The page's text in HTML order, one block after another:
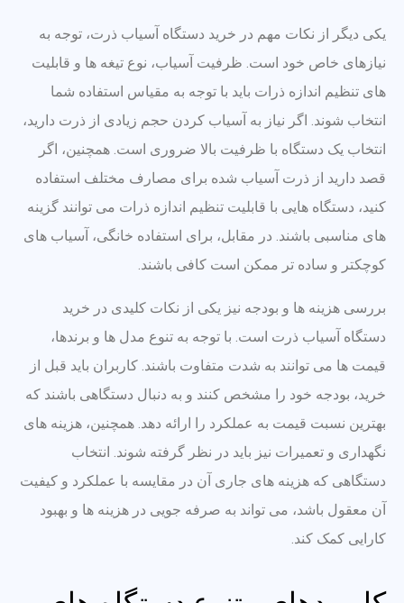
یکی دیگر از نکات مهم در خرید دستگاه آسیاب ذرت، توجه به
نیازهای خاص خود است. ظرفیت آسیاب، نوع تیغه ها و قابلیت
های تنظیم اندازه ذرات باید با توجه به مقیاس استفاده شما
انتخاب شوند. اگر نیاز به آسیاب کردن حجم زیادی از ذرت دارید،
انتخاب یک دستگاه با ظرفیت بالا ضروری است. همچنین، اگر
قصد دارید از ذرت آسیاب شده برای مصارف مختلف استفاده
کنید، دستگاه هایی با قابلیت تنظیم اندازه ذرات می توانند گزینه
های مناسبی باشند. در مقابل، برای استفاده خانگی، آسیاب های
کوچکتر و ساده تر ممکن است کافی باشند.
بررسی هزینه ها و بودجه نیز یکی از نکات کلیدی در خرید
دستگاه آسیاب ذرت است. با توجه به تنوع مدل ها و برندها،
قیمت ها می توانند به شدت متفاوت باشند. کاربران باید قبل از
خرید، بودجه خود را مشخص کنند و به دنبال دستگاهی باشند که
بهترین نسبت قیمت به عملکرد را ارائه دهد. همچنین، هزینه های
نگهداری و تعمیرات نیز باید در نظر گرفته شوند. انتخاب
دستگاهی که هزینه های جاری آن در مقایسه با عملکرد و کیفیت
آن معقول باشد، می تواند به صرفه جویی در هزینه ها و بهبود
کارایی کمک کند.